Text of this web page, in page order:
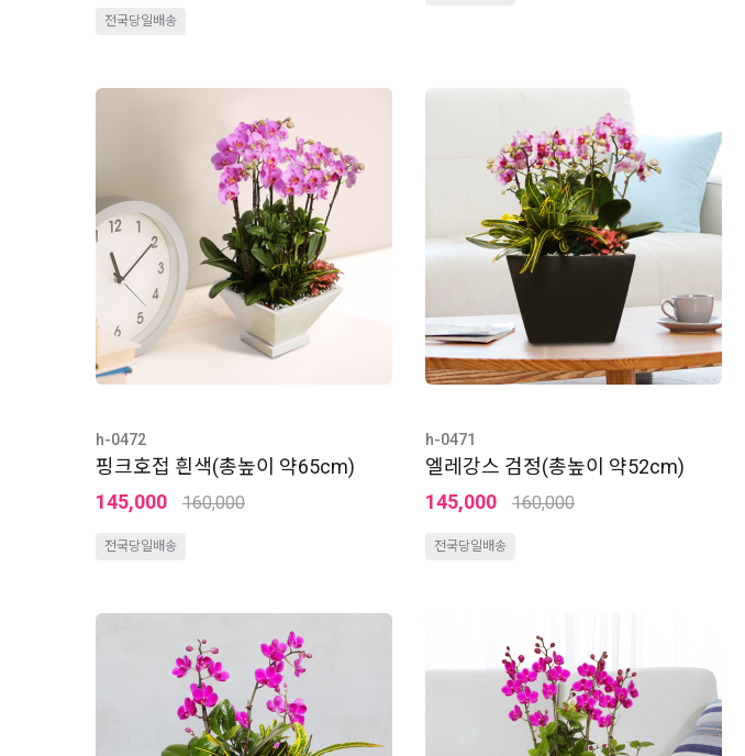
전국당일배송
h-0472
핑크호접 흰색(총높이 약65cm)
145,000
160,000
전국당일배송
h-0471
엘레강스 검정(총높이 약52cm)
145,000
160,000
전국당일배송